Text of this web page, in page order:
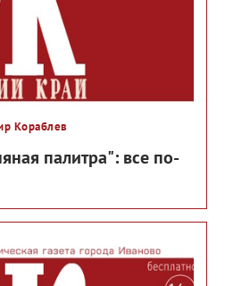
Кораблев
палитра": все по-